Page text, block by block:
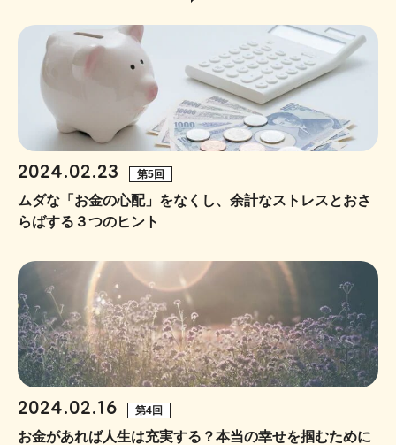
2024.02.23 第5回
ムダな「お金の心配」をなくし、余計なストレスとおさ
らばする３つのヒント
2024.02.16 第4回
お金があれば人生は充実する？本当の幸せを掴むために